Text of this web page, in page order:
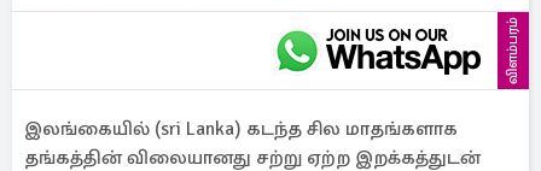
விளம்பரம்
இலங்கையில் (sri Lanka) கடந்த சில மாதங்களாக
தங்கத்தின் விலையானது சற்று ஏற்ற இறக்கத்துடன்